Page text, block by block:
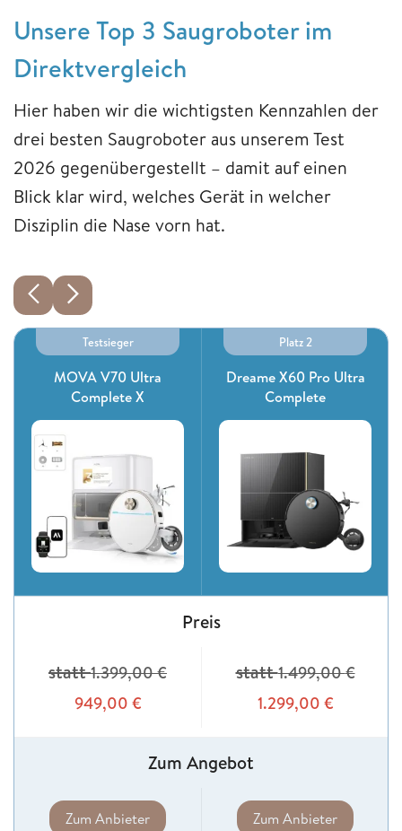
Unsere Top 3 Saugroboter im
Direktvergleich
Hier haben wir die wichtigsten Kennzahlen der
drei besten Saugroboter aus unserem Test
2026 gegenübergestellt – damit auf einen
Blick klar wird, welches Gerät in welcher
Disziplin die Nase vorn hat.
Testsieger
MOVA V70 Ultra
Complete X
Platz 2
Dreame X60 Pro Ultra
Complete
Preis
statt1.399,00€
949,00 €
statt1.499,00€
1.299,00 €
Zum Angebot
Zum Anbieter Zum Anbieter